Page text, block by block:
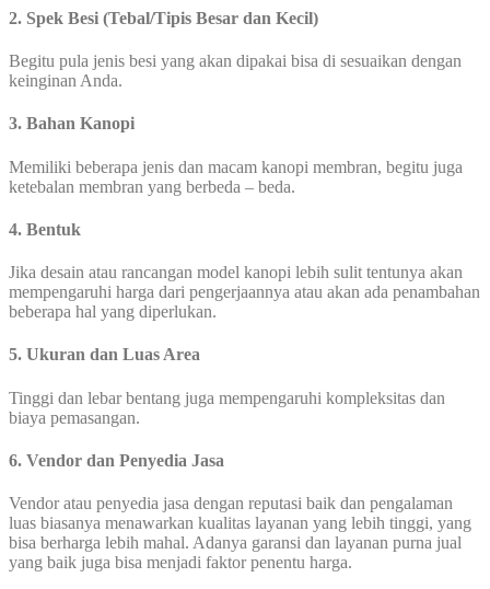
2. Spek Besi (Tebal/Tipis Besar dan Kecil)
Begitu pula jenis besi yang akan dipakai bisa di sesuaikan dengan
keinginan Anda.
3. Bahan Kanopi
Memiliki beberapa jenis dan macam kanopi membran, begitu juga
ketebalan membran yang berbeda – beda.
4. Bentuk
Jika desain atau rancangan model kanopi lebih sulit tentunya akan
mempengaruhi harga dari pengerjaannya atau akan ada penambahan
beberapa hal yang diperlukan.
5. Ukuran dan Luas Area
Tinggi dan lebar bentang juga mempengaruhi kompleksitas dan
biaya pemasangan.
6. Vendor dan Penyedia Jasa
Vendor atau penyedia jasa dengan reputasi baik dan pengalaman
luas biasanya menawarkan kualitas layanan yang lebih tinggi, yang
bisa berharga lebih mahal. Adanya garansi dan layanan purna jual
yang baik juga bisa menjadi faktor penentu harga.